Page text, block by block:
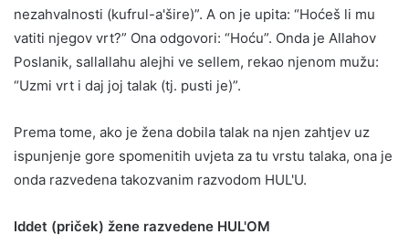
nezahvalnosti (kufrul-a'šire)”. A on je upita: “Hoćeš li mu
vatiti njegov vrt?” Ona odgovori: “Hoću”. Onda je Allahov
Poslanik, sallallahu alejhi ve sellem, rekao njenom mužu:
“Uzmi vrt i daj joj talak (tj. pusti je)”.
Prema tome, ako je žena dobila talak na njen zahtjev uz
ispunjenje gore spomenitih uvjeta za tu vrstu talaka, ona je
onda razvedena takozvanim razvodom HUL'U.
Iddet (priček) žene razvedene HUL'OM